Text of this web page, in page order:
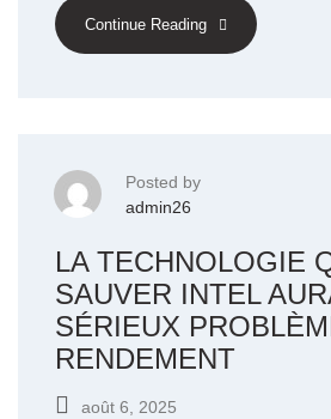
Continue Reading
Posted by
admin26
LA TECHNOLOGIE
SAUVER INTEL
SÉRIEUX
RENDEMENT
août 6, 2025